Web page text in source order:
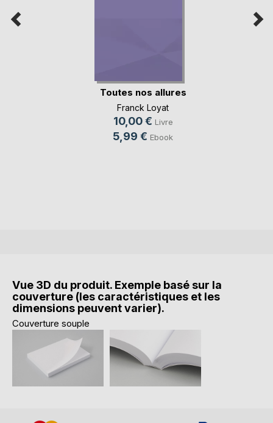
Toutes nos allures
Franck Loyat
10,00 € Livre
5,99 € Ebook
Vue 3D du produit. Exemple basé sur la
couverture (les caractéristiques et les
dimensions peuvent varier).
Couverture souple